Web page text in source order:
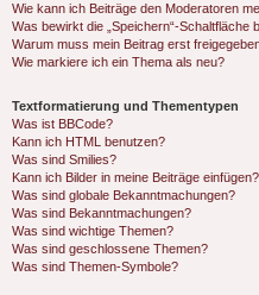
Wie kann ich Beiträge den Moderatoren
Was bewirkt die „Speichern“-Schaltfläche
Warum muss mein Beitrag erst
Wie markiere ich ein Thema als neu?
Textformatierung und Thementypen
Was ist BBCode?
Kann ich HTML benutzen?
Was sind Smilies?
Kann ich Bilder in meine Beiträge einfügen?
Was sind globale Bekanntmachungen?
Was sind Bekanntmachungen?
Was sind wichtige Themen?
Was sind geschlossene Themen?
Was sind Themen-Symbole?